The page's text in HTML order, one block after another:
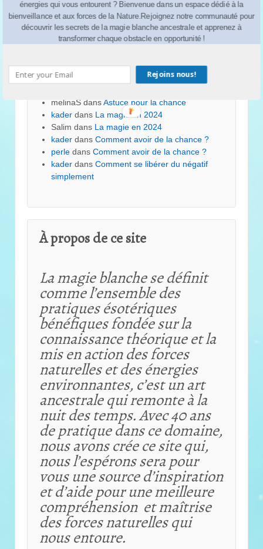
Vos témoignages
kaderdansAstuce pour la chance
rabeledansAstuce pour la chance
kaderdans
Astuce pour la chance
melinaS dansAstuce pour la chance
kader dans La magie en 2024
Salim dans La magie en 2024
kader dans Comment avoir de la chance ?
perle dans Comment avoir de la chance ?
kader dans Comment se libérer du négatif
simplement
À propos de ce site
La magie blanche se définit
comme l’ensemble des
pratiques ésotériques
bénéfiques fondée sur la
connaissance théorique etla
mis en action des forces
naturelles et des énergies
environnantes, c’est un art
ancestrale qui remonte à la
nuit des temps. Avec 40 ans
de pratique dans ce domaine,
nous avons crée ce site qui,
nous l’espérons sera pour
vous une source d’inspiration
et d’aide pour une meilleure
compréhension et maîtrise
des forces naturelles qui
nous entoure.
énergies qui vous entourent ? Bienvenue dans un espace dédié à la
bienveillance et aux forces de la Nature.Rejoignez notre communauté pour
découvrir les secrets de la magie blanche ancestrale et apprenez à
transformer chaque obstacle en opportunité !
Rejoins nous!